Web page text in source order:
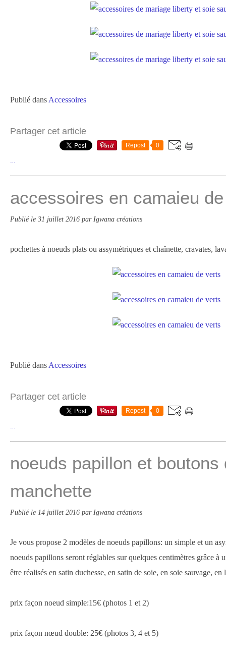
Publié dans Accessoires
Partager cet article
Repost 0
accessoires en camaieu
Publié le 31 juillet 2016 par Igwana créations
pochettes à noeuds plats ou assymétriques et chaînette, cravates,
Publié dans Accessoires
Partager cet article
Repost 0
noeuds papillon et boutons
manchette
Publié le 14 juillet 2016 par Igwana créations
Je vous propose 2 modèles de noeuds papillons: un simple et un
noeuds papillons seront réglables sur quelques centimètres grâce à
être réalisés en satin duchesse, en satin de soie, en soie sauvage,
prix façon noeud simple:15€ (photos 1 et 2)
prix façon nœud double: 25€ (photos 3, 4 et 5)